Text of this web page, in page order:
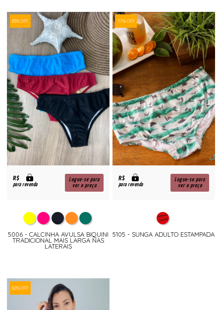
83% OFF
R$
para revenda
Logue-se para
ver o preço
5006 - CALCINHA AVULSA BIQUINI
TRADICIONAL MAIS LARGA NAS
LATERAIS
77% OFF
R$
para revenda
Logue-se para
ver o preço
5105 - SUNGA ADULTO ESTAMPADA
62% OFF